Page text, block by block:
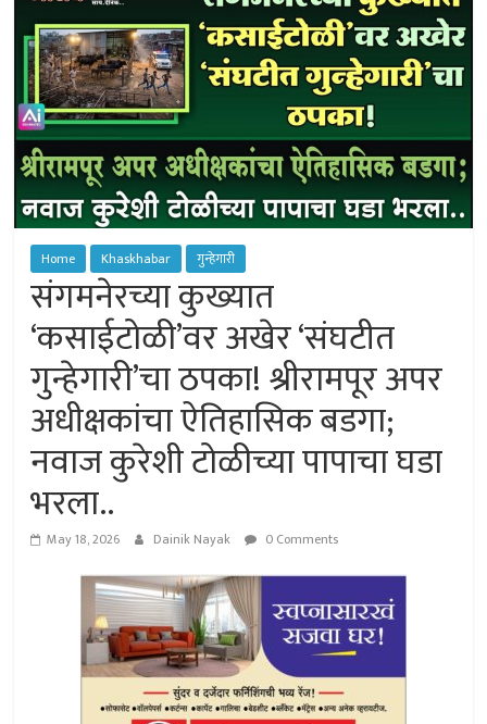
Sangamner
Home Khaskhabar गुन्हेगारी
संगमनेरच्या कुख्यात
‘कसाईटोळी’वर अखेर ‘संघटीत
गुन्हेगारी’चा ठपका! श्रीरामपूर अपर
अधीक्षकांचा ऐतिहासिक बडगा;
नवाज कुरेशी टोळीच्या पापाचा घडा
भरला..
May 18, 2026 Dainik Nayak 0 Comments